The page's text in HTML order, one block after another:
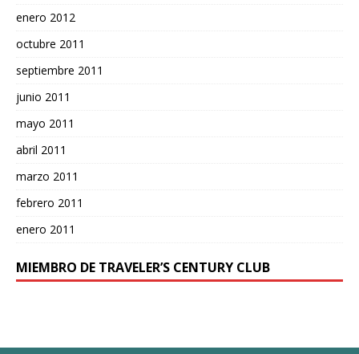
enero 2012
octubre 2011
septiembre 2011
junio 2011
mayo 2011
abril 2011
marzo 2011
febrero 2011
enero 2011
MIEMBRO DE TRAVELER’S CENTURY CLUB